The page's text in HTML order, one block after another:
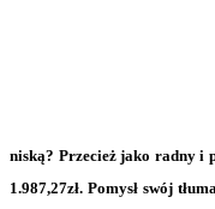
niską? Przecież jako radny i
1.987,27zł. Pomysł swój